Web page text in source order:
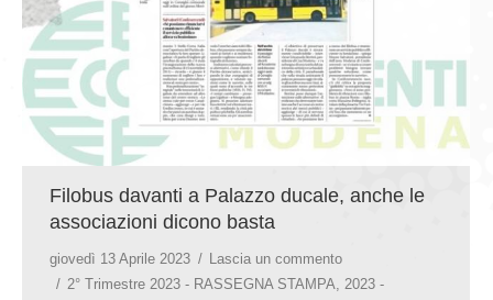
CONTATTI
Filobus davanti a Palazzo ducale, anche le
associazioni dicono basta
giovedì 13 Aprile 2023
Lascia un commento
2° Trimestre 2023 - RASSEGNA STAMPA, 2023 -